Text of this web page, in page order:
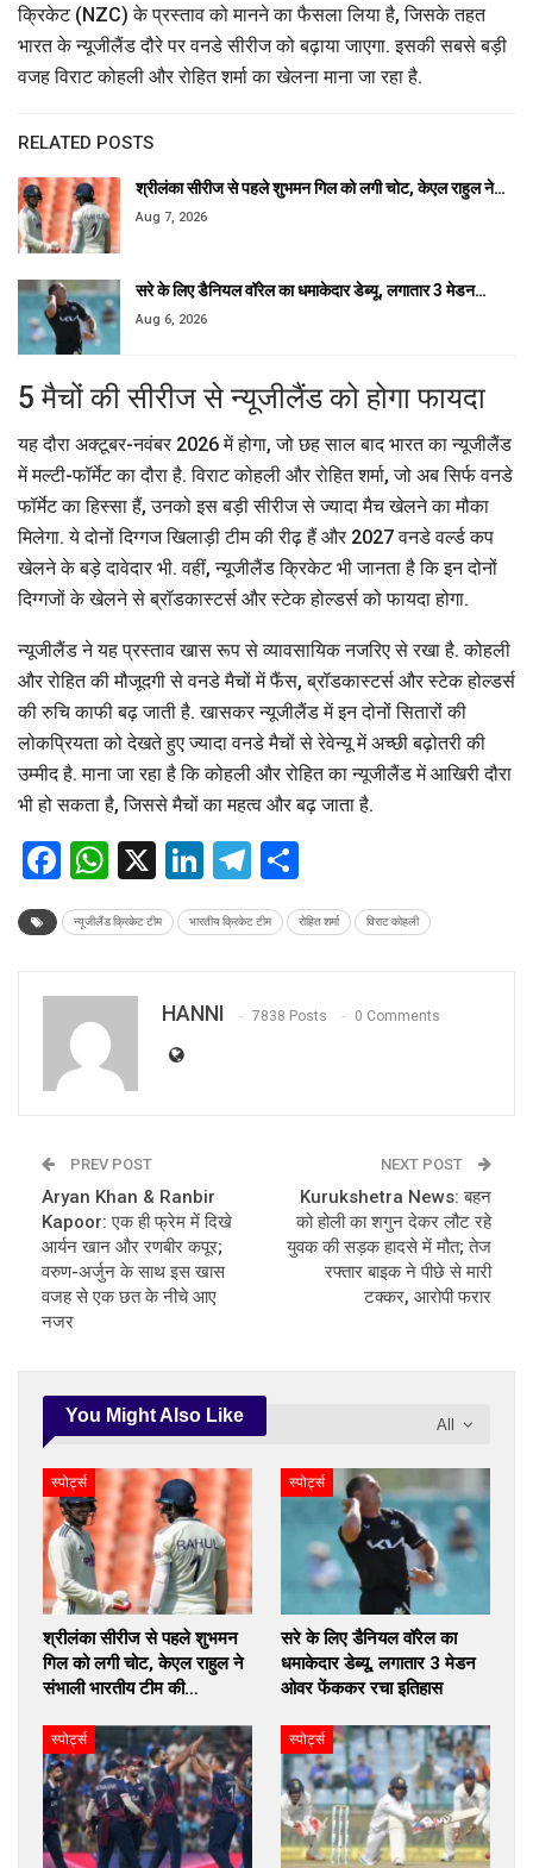
क्रिकेट (NZC) के प्रस्ताव को मानने का फैसला लिया है, जिसके तहत
भारत के न्यूजीलैंड दौरे पर वनडे सीरीज को बढ़ाया जाएगा. इसकी सबसे बड़ी
वजह विराट कोहली और रोहित शर्मा का खेलना माना जा रहा है.
RELATED POSTS
श्रीलंका सीरीज से पहले शुभमन गिल को लगी चोट, केएल राहुल ने…
Aug 7, 2026
सरे के लिए डैनियल वॉरेल का धमाकेदार डेब्यू, लगातार 3 मेडन…
Aug 6, 2026
5 मैचों की सीरीज से न्यूजीलैंड को होगा फायदा
यह दौरा अक्टूबर-नवंबर 2026 में होगा, जो छह साल बाद भारत का न्यूजीलैंड
में मल्टी-फॉर्मेट का दौरा है. विराट कोहली और रोहित शर्मा, जो अब सिर्फ वनडे
फॉर्मेट का हिस्सा हैं, उनको इस बड़ी सीरीज से ज्यादा मैच खेलने का मौका
मिलेगा. ये दोनों दिग्गज खिलाड़ी टीम की रीढ़ हैं और 2027 वनडे वर्ल्ड कप
खेलने के बड़े दावेदार भी. वहीं, न्यूजीलैंड क्रिकेट भी जानता है कि इन दोनों
दिग्गजों के खेलने से ब्रॉडकास्टर्स और स्टेक होल्डर्स को फायदा होगा.
न्यूजीलैंड ने यह प्रस्ताव खास रूप से व्यावसायिक नजरिए से रखा है. कोहली
और रोहित की मौजूदगी से वनडे मैचों में फैंस, ब्रॉडकास्टर्स और स्टेक होल्डर्स
की रुचि काफी बढ़ जाती है. खासकर न्यूजीलैंड में इन दोनों सितारों की
लोकप्रियता को देखते हुए ज्यादा वनडे मैचों से रेवेन्यू में अच्छी बढ़ोतरी की
उम्मीद है. माना जा रहा है कि कोहली और रोहित का न्यूजीलैंड में आखिरी दौरा
भी हो सकता है, जिससे मैचों का महत्व और बढ़ जाता है.
Facebook
WhatsApp
X LinkedIn
Telegram
न्यूजीलैंड क्रिकेट टीम भारतीय क्रिकेट टीम रोहित शर्मा विराट कोहली
HANNI 7838 Posts 0 Comments
PREV POST
Aryan Khan & Ranbir
Kapoor: एक ही फ्रेम में दिखे
आर्यन खान और रणबीर कपूर;
वरुण-अर्जुन के साथ इस खास
वजह से एक छत के नीचे आए
नजर
NEXT POST
Kurukshetra News: बहन
को होली का शगुन देकर लौट रहे
युवक की सड़क हादसे में मौत; तेज
रफ्तार बाइक ने पीछे से मारी
टक्कर, आरोपी फरार
All
You Might Also Like
स्पोर्ट्स
श्रीलंका सीरीज से पहले शुभमन
गिल को लगी चोट, केएल राहुल ने
संभाली भारतीय टीम की…
स्पोर्ट्स
सरे के लिए डैनियल वॉरेल का
धमाकेदार डेब्यू, लगातार 3 मेडन
ओवर फेंककर रचा इतिहास
स्पोर्ट्स स्पोर्ट्स